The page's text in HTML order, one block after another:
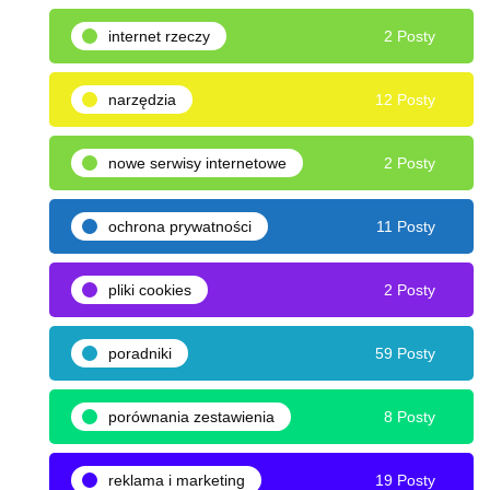
internet rzeczy 2 Posty
narzędzia 12 Posty
nowe serwisy internetowe 2 Posty
ochrona prywatności 11 Posty
pliki cookies 2 Posty
poradniki 59 Posty
porównania zestawienia 8 Posty
reklama i marketing 19 Posty